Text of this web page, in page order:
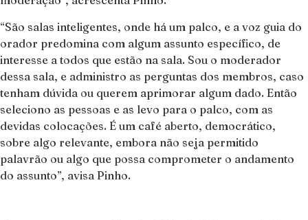
“São salas inteligentes, onde há um palco, e a voz guia do
orador predomina com algum assunto específico, de
interesse a todos que estão na sala. Sou o moderador
dessa sala, e administro as perguntas dos membros, caso
tenham dúvida ou querem aprimorar algum dado. Então
seleciono as pessoas e as levo para o palco, com as
devidas colocações. É um café aberto, democrático,
sobre algo relevante, embora não seja permitido
palavrão ou algo que possa comprometer o andamento
do assunto”, avisa Pinho.